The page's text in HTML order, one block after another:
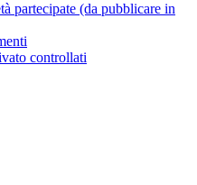
partecipate (da pubblicare in
controllati